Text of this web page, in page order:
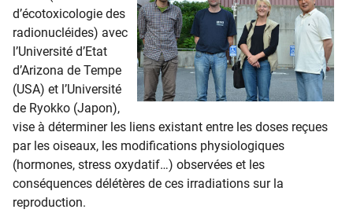
d’écotoxicologie des
radionucléides) avec
l’Université d’Etat
d’Arizona de Tempe
(USA) et l’Université
de Ryokko (Japon),
vise à déterminer les liens existant entre les doses reçues
par les oiseaux, les modifications physiologiques
(hormones, stress oxydatif…) observées et les
conséquences délétères de ces irradiations sur la
reproduction.